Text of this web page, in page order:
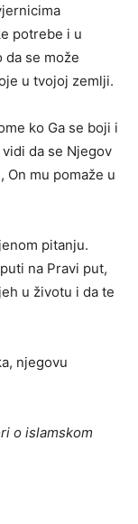
potrebe i u
da se može
u tvojoj zemlji.
ko Ga se boji i
da se Njegov
On mu pomaže u
pitanju.
na Pravi put,
u životu i da te
njegovu
o islamskom